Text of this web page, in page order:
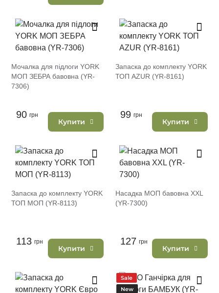
Мочалка для підлоги YORK
МОП ЗЕБРА бавовна (YR-
7306)
90 грн
Купити
Запаска до комплекту YORK
ТОП AZUR (YR-8161)
99 грн
Купити
Запаска до комплекту YORK
ТОП МОП (YR-8113)
113 грн
Купити
Насадка МОП бавовна XXL
(YR-7300)
127 грн
Купити
Sale
New